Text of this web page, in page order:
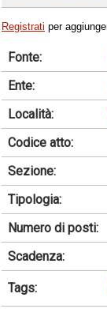
Registrati per
Fonte:
Ente:
Località:
Codice atto:
Sezione:
Tipologia:
Numero di posti:
Scadenza:
Tags: